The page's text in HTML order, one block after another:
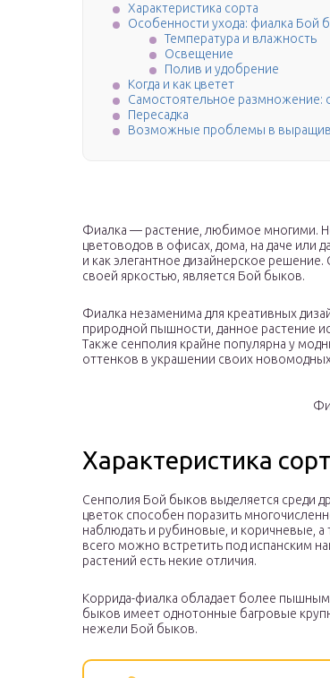
Характеристика сорта
Особенности ухода: фиалка Бой
Температура и влажность
Освещение
Полив и удобрение
Когда и как цветет
Самостоятельное размножение:
Пересадка
Возможные проблемы в
Фиалка — растение, любимое многими.
цветоводов в офисах, дома, на даче или
и как элегантное дизайнерское
своей яркостью, является Бой быков.
Фиалка незаменима для креативных
природной пышности, данное растение
Также сенполия крайне популярна у
оттенков в украшении своих
Характеристика
Сенполия Бой быков выделяется среди
цветок способен поразить
наблюдать и рубиновые, и коричневые,
всего можно встретить под испанским
растений есть некие отличия.
Коррида-фиалка обладает более
быков имеет однотонные багровые
нежели Бой быков.